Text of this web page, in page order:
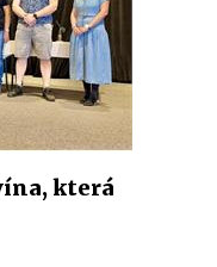
která